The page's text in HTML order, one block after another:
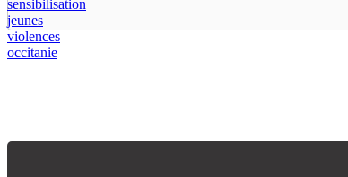
sensibilisation
jeunes
violences
occitanie